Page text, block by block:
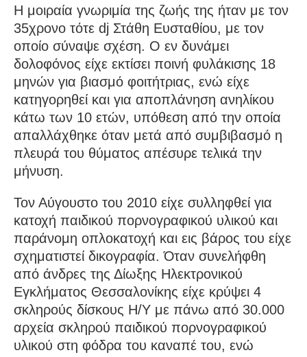
Η μοιραία γνωριμία της ζωής της ήταν με τον
35χρονο τότε dj Στάθη Ευσταθίου, με τον
οποίο σύναψε σχέση. Ο εν δυνάμει
δολοφόνος είχε εκτίσει ποινή φυλάκισης 18
μηνών για βιασμό φοιτήτριας, ενώ είχε
κατηγορηθεί και για αποπλάνηση ανηλίκου
κάτω των 10 ετών, υπόθεση από την οποία
απαλλάχθηκε όταν μετά από συμβιβασμό η
πλευρά του θύματος απέσυρε τελικά την
μήνυση.
Τον Αύγουστο του 2010 είχε συλληφθεί για
κατοχή παιδικού πορνογραφικού υλικού και
παράνομη οπλοκατοχή και εις βάρος του είχε
σχηματιστεί δικογραφία. Όταν συνελήφθη
από άνδρες της Δίωξης Ηλεκτρονικού
Εγκλήματος Θεσσαλονίκης είχε κρύψει 4
σκληρούς δίσκους Η/Υ με πάνω από 30.000
αρχεία σκληρού παιδικού πορνογραφικού
υλικού στη φόδρα του καναπέ του, ενώ